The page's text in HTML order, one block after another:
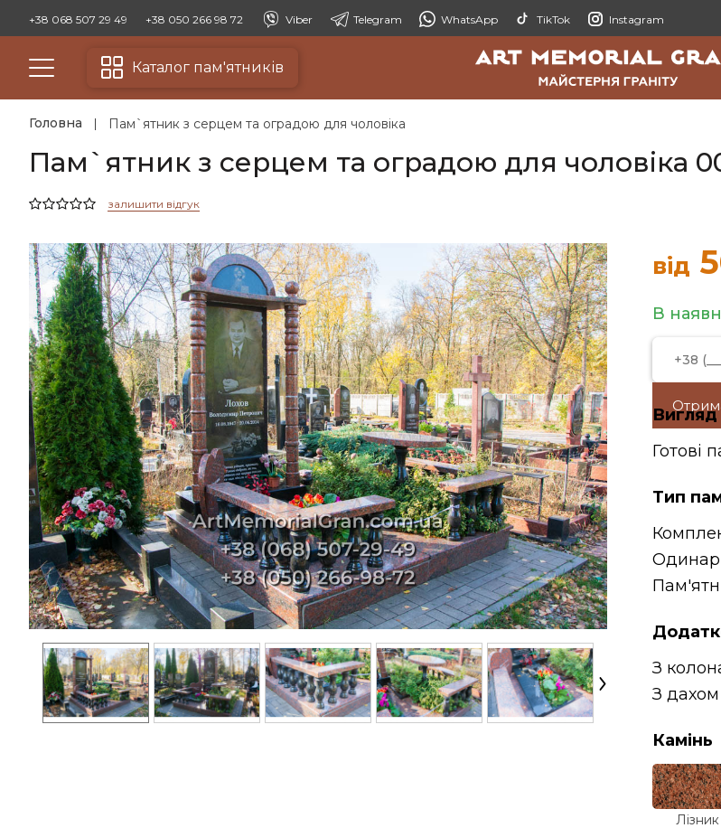
+38 068 507 29 49 +38 050 266 98 72 Viber Telegram WhatsApp TikTok Instagram
Каталог пам'ятників
Головна Пам`ятник з серцем та оградою для чоловіка
Пам`ятник з серцем та оградою для чоловіка
залишити відгук
від
В
Готові
Тип
З
З дахом
Камінь
Лізник